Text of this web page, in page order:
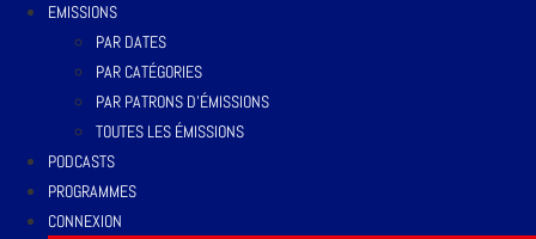
EMISSIONS
PAR DATES
PAR CATÉGORIES
PAR PATRONS D’ÉMISSIONS
TOUTES LES ÉMISSIONS
PODCASTS
PROGRAMMES
CONNEXION